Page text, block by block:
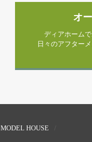
オ
ディアホーム
日々のアフター
MODEL HOUSE